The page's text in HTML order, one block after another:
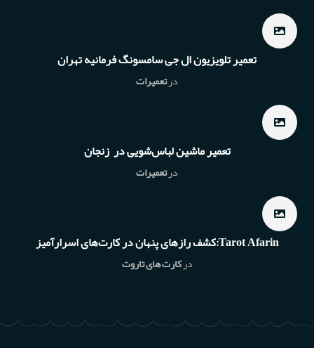
تعمیر تلویزیون ال جی سامسونگ فرمانیه تهران
درتعمیرات
تعمیر ماشین لباس‌شویی در زنجان
درتعمیرات
Tarot Afarin:کشف رازهای پنهان در کارت‌های اسرارآمیز
درکارت های تاروت